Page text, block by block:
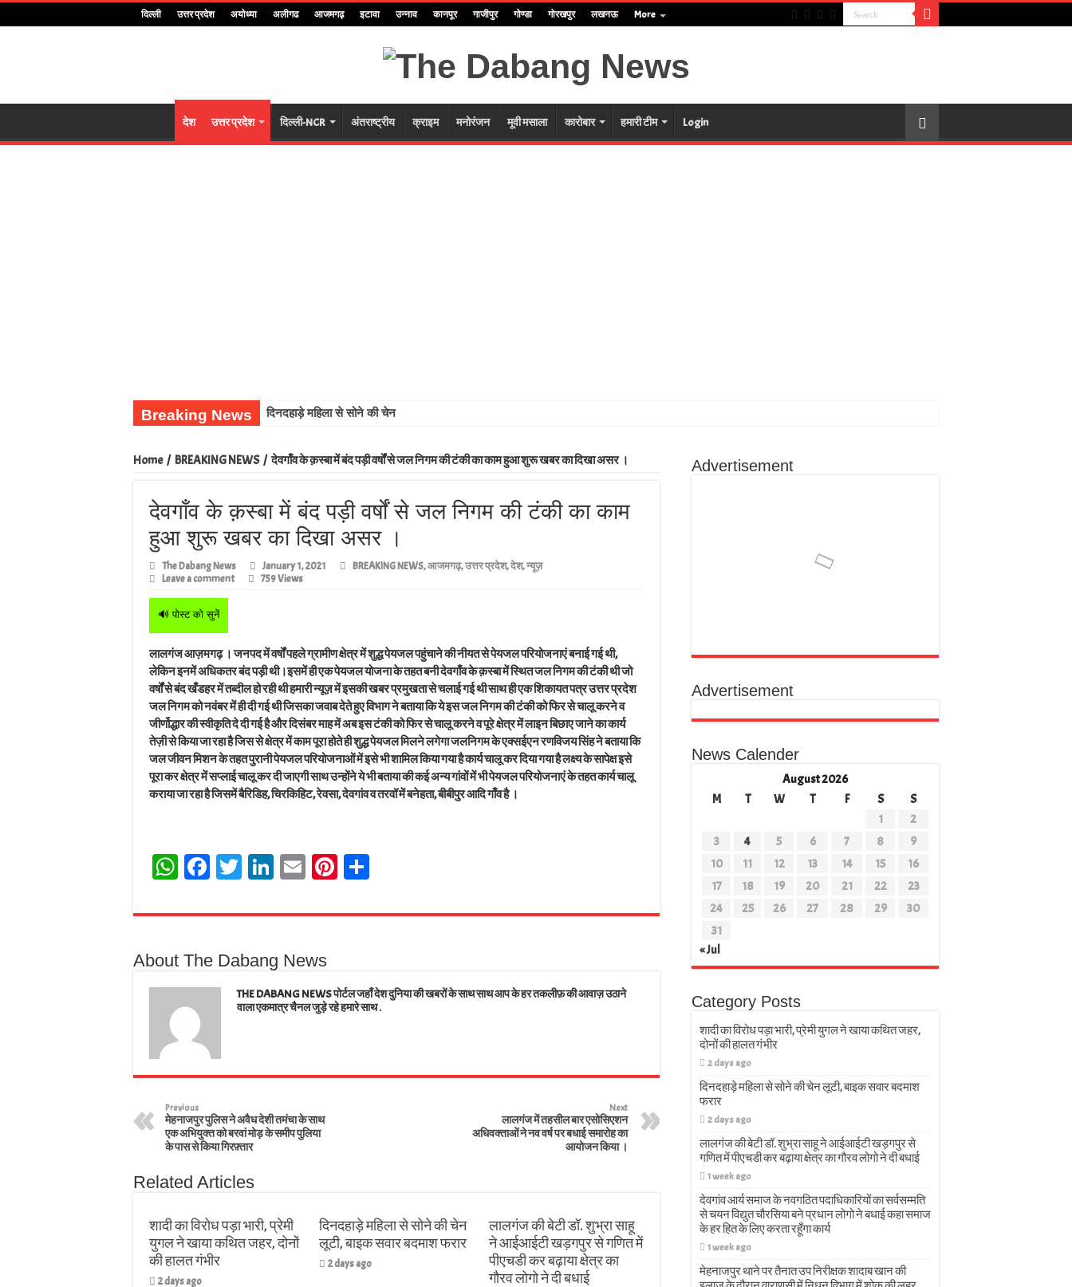
दिल्ली उत्तर प्रदेश अयोध्या अलीगढ आजमगढ़ इटावा उन्नाव कानपूर गाजीपुर गोण्डा गोरखपुर लखनऊ More
देश उत्तर प्रदेश दिल्ली-NCR अंतराष्ट्रीय क्राइम मनोरंजन मूवी मसाला कारोबार हमारी टीम Login
Breaking News दिनदहाड़े महिला से सोने की चेन लूटी, बाइक सवार
Home / BREAKING NEWS / देवगाँव के क़स्बा में बंद पड़ी वर्षों से जल निगम की टंकी का काम हुआ शुरू खबर का दिखा असर ।
देवगाँव के क़स्बा में बंद पड़ी वर्षों से जल निगम की टंकी का काम
हुआ शुरू खबर का दिखा असर ।
The Dabang News January 1, 2021 BREAKING NEWS,आजमगढ़,उत्तर प्रदेश,देश,न्यूज़
Leave a comment
759 Views
🔊 पोस्ट को सुनें
लालगंज आज़मगढ़ । जनपद में वर्षों पहले ग्रामीण क्षेत्र में शुद्ध पेयजल पहुंचाने की नीयत से पेयजल परियोजनाएं बनाई गई थी,
लेकिन इनमें अधिकतर बंद पड़ी थी।इसमें ही एक पेयजल योजना के तहत बनी देवगाँव के क़स्बा में स्थित जल निगम की टंकी थी जो
वर्षों से बंद खँडहर में तब्दील हो रही थी हमारी न्यूज़ में इसकी खबर प्रमुखता से चलाई गई थी साथ ही एक शिकायत पत्र उत्तर प्रदेश
जल निगम को नवंबर में ही दी गई थी जिसका जवाब देते हुए विभाग ने बताया कि ये इस जल निगम की टंकी को फिर से चालू करने व
जीर्णोद्धार की स्वीकृति दे दी गई है और दिसंबर माह में अब इस टंकी को फिर से चालू करने व पूरे क्षेत्र में लाइन बिछाए जाने का कार्य
तेज़ी से किया जा रहा है जिस से क्षेत्र में काम पूरा होते ही शुद्ध पेयजल मिलने लगेगा जलनिगम के एक्सईएन रणविजय सिंह ने बताया कि
जल जीवन मिशन के तहत पुरानी पेयजल परियोजनाओं में इसे भी शामिल किया गया है कार्य चालू कर दिया गया है लक्ष्य के सापेक्ष इसे
पूरा कर क्षेत्र में सप्लाई चालू कर दी जाएगी साथ उन्होंने ये भी बताया की कई अन्य गांवों में भी पेयजल परियोजनाएं के तहत कार्य चालू
कराया जा रहा है जिसमें बैरिडिह, चिरकिहिट, रेवसा, देवगांव व तरवॉ में बनेहता, बीबीपुर आदि गाँव है ।
W
ts
pp
Fa
bo
T
tt
Li
ed
E
ail
Pi
er e
About The Dabang News
THE DABANG NEWS पोर्टल जहाँ देश दुनिया की खबरों के साथ साथ आप के हर तकलीफ़ की आवाज़ उठाने
वाला एकमात्र चैनल जुड़े रहे हमारे साथ .
Previous
मेहनाजपुर पुलिस ने अवैध देशी तमंचा के साथ
एक अभियुक्त को बरवां मोड़ के समीप पुलिया
के पास से किया गिरफ़्तार
Next
लालगंज में तहसील बार एसोसिएशन
अधिवक्ताओं ने नव वर्ष पर बधाई समारोह का
आयोजन किया ।
Related Articles
शादी का विरोध पड़ा भारी, प्रेमी
युगल ने खाया कथित जहर, दोनों
की हालत गंभीर
2 days ago
दिनदहाड़े महिला से सोने की चेन
लूटी, बाइक सवार बदमाश फरार
2 days ago
लालगंज की बेटी डॉ. शुभ्रा साहू
ने आईआईटी खड़गपुर से गणित में
पीएचडी कर बढ़ाया क्षेत्र का
गौरव लोगो ने दी बधाई
Advertisement
Advertisement
News Calender
August 2026
M
T W T F S
S
1
2
3
4 5 6 7 8
9
10
11 12 13 14 15
16
17
18 19 20 21 22
23
24
25 26 27 28 29
30
31
« Jul
Category Posts
शादी का विरोध पड़ा भारी, प्रेमी युगल ने खाया कथित जहर,
दोनों की हालत गंभीर
2 days ago
दिनदहाड़े महिला से सोने की चेन लूटी, बाइक सवार बदमाश
फरार
2 days ago
लालगंज की बेटी डॉ. शुभ्रा साहू ने आईआईटी खड़गपुर से
गणित में पीएचडी कर बढ़ाया क्षेत्र का गौरव लोगो ने दी बधाई
1 week ago
देवगांव आर्य समाज के नवगठित पदाधिकारियों का सर्वसम्मति
से चयन विद्युत चौरसिया बने प्रधान लोगो ने बधाई कहा समाज
के हर हित के लिए करता रहूँगा कार्य
1 week ago
मेहनाजपुर थाने पर तैनात उप निरीक्षक शादाब खान की